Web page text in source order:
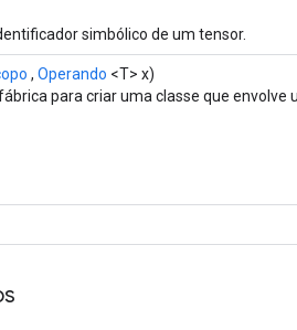
simbólico de um tensor.
, Operando <T> x)
para criar uma classe que envolve